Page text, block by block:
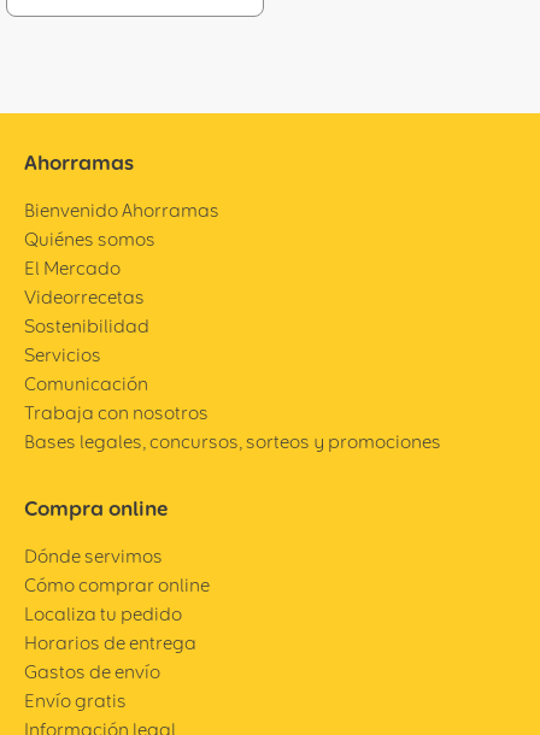
Ahorramas
Bienvenido Ahorramas
Quiénes somos
El Mercado
Videorrecetas
Sostenibilidad
Servicios
Comunicación
Trabaja con nosotros
Bases legales, concursos, sorteos y promociones
Compra online
Dónde servimos
Cómo comprar online
Localiza tu pedido
Horarios de entrega
Gastos de envío
Envío gratis
Información legal